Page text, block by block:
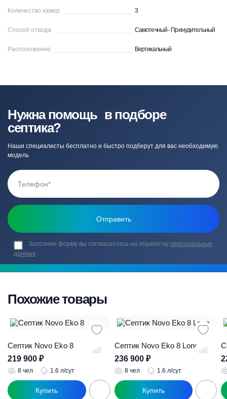
Количество камер 3
Способ отвода Самотечный - Принудительный
Расположение Вертикальный
Нужна помощь в подборе
септика?
Наши специалисты бесплатно и быстро подберут для вас необходимую
модель
Заполняя форму вы соглашаетесь на обработку персональных
данных
Похожие товары
Септик Novo Eko 8
219 900 ₽
8 чел 1.6 л/сут
Септик Novo Eko 8 Long
236 900 ₽
8 чел 1.6 л/сут